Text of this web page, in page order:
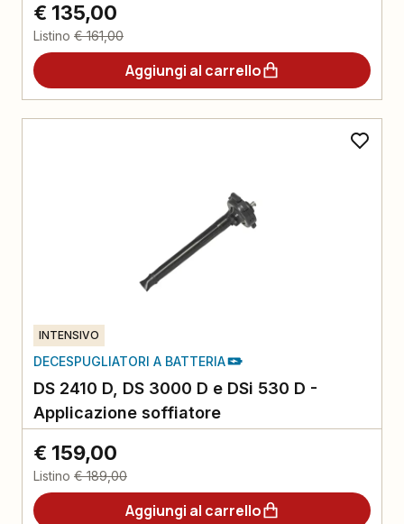
€ 135,00
Listino € 161,00
Aggiungi al carrello
INTENSIVO
DECESPUGLIATORI A BATTERIA
DS 2410 D, DS 3000 D e DSi 530 D -
Applicazione soffiatore
€ 159,00
Listino € 189,00
Aggiungi al carrello